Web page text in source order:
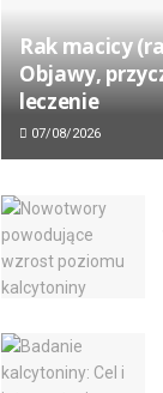
Rak macicy
Objawy,
leczenie
07/08/2026